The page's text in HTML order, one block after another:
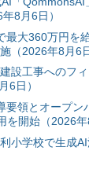
8月6日）
最大360万円を
（2026年8月6日
設工事へのフ
6日）
要領とオープン
を開始（2026年
小学校で生成